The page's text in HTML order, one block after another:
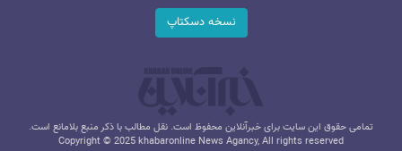
نسخه دسکتاپ
تمامی حقوق این سایت برای خبرآنلاین محفوظ است. نقل مطالب با ذکر منبع بلامانع است.
Copyright © 2025 khabaronline News Agancy, All rights reserved